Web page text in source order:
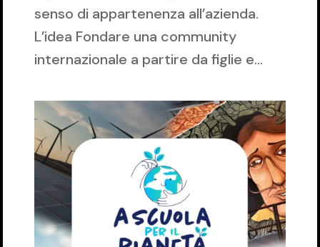
senso di appartenenza all’azienda.
L’idea Fondare una community
internazionale a partire da figlie e...